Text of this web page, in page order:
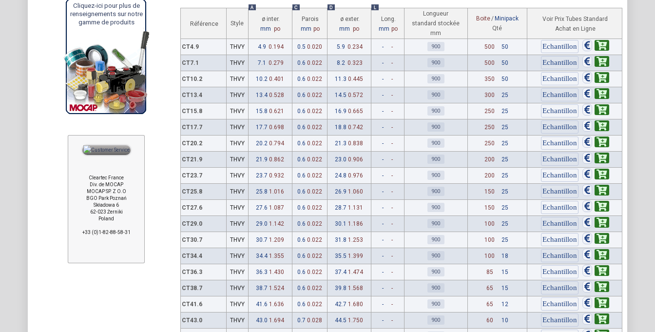
Référence Style
A
ø inter.
mm po
C
Parois
mm po
D
ø exter.
mm po
L
Long.
mm po
Longueur
standard stockée
mm
Boite/ Minipack
Qté
Voir Prix Tubes Standard
Achat en Ligne
CT4.9 THVY 4.9 0.194 0.5 0.020 5.9 0.234 - - 900 500 50
CT7.1 THVY 7.1 0.279 0.6 0.022 8.2 0.323 - - 900 500 50
CT10.2 THVY 10.2 0.401 0.6 0.022 11.3 0.445 - - 900 350 50
CT13.4 THVY 13.4 0.528 0.6 0.022 14.5 0.572 - - 900 300 25
CT15.8 THVY 15.8 0.621 0.6 0.022 16.9 0.665 - - 900 250 25
CT17.7 THVY 17.7 0.698 0.6 0.022 18.8 0.742 - - 900 250 25
CT20.2 THVY 20.2 0.794 0.6 0.022 21.3 0.838 - - 900 250 25
CT21.9 THVY 21.9 0.862 0.6 0.022 23.0 0.906 - - 900 200 25
CT23.7 THVY 23.7 0.932 0.6 0.022 24.8 0.976 - - 900 200 25
CT25.8 THVY 25.8 1.016 0.6 0.022 26.9 1.060 - - 900 150 25
CT27.6 THVY 27.6 1.087 0.6 0.022 28.7 1.131 - - 900 150 25
CT29.0 THVY 29.0 1.142 0.6 0.022 30.1 1.186 - - 900 100 25
CT30.7 THVY 30.7 1.209 0.6 0.022 31.8 1.253 - - 900 100 25
CT34.4 THVY 34.4 1.355 0.6 0.022 35.5 1.399 - - 900 100 18
CT36.3 THVY 36.3 1.430 0.6 0.022 37.4 1.474 - - 900 85 15
CT38.7 THVY 38.7 1.524 0.6 0.022 39.8 1.568 - - 900 65 15
CT41.6 THVY 41.6 1.636 0.6 0.022 42.7 1.680 - - 900 65 12
CT43.0 THVY 43.0 1.694 0.7 0.028 44.5 1.750 - - 900 60 10
Cliquez-ici pour plus de
renseignements sur notre
gamme de produits
Cleartec France
Div. de MOCAP
MOCAP SP. Z O.O
BGO Park Poznań
Składowa 6
62-023 Żerniki
Poland
+33 (0)1-82-88-58-31